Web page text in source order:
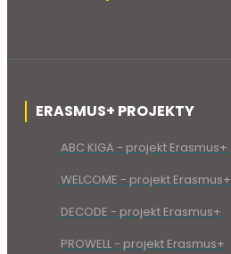
ERASMUS+ PROJEKTY
ABC KIGA - projekt Erasmus+
WELCOME - projekt Erasmus+
DECODE - projekt Erasmus+
PROWELL - projekt Erasmus+